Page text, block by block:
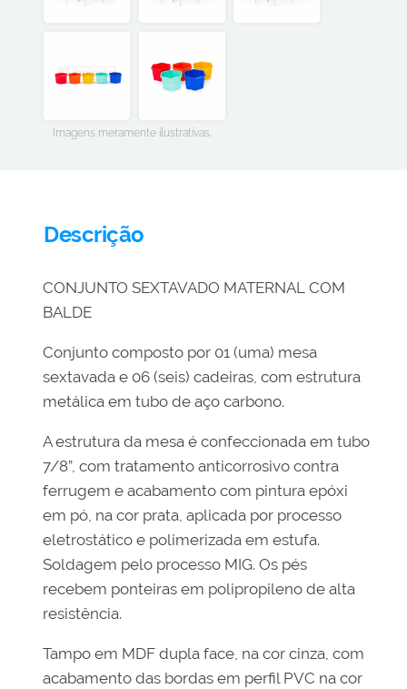
Imagens meramente ilustrativas.
Descrição
CONJUNTO SEXTAVADO MATERNAL COM
BALDE
Conjunto composto por 01 (uma) mesa
sextavada e 06 (seis) cadeiras, com estrutura
metálica em tubo de aço carbono.
A estrutura da mesa é confeccionada em tubo
7/8”, com tratamento anticorrosivo contra
ferrugem e acabamento com pintura epóxi
em pó, na cor prata, aplicada por processo
eletrostático e polimerizada em estufa.
Soldagem pelo processo MIG. Os pés
recebem ponteiras em polipropileno de alta
resistência.
Tampo em MDF dupla face, na cor cinza, com
acabamento das bordas em perfil PVC na cor